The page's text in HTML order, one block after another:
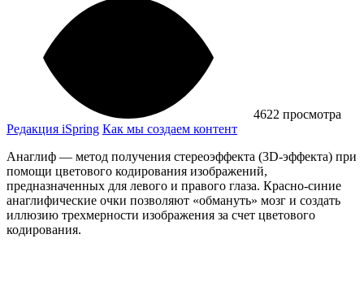
4622 просмотра
Редакция iSpring Как мы создаем контент
Анаглиф — метод получения стереоэффекта (3D-эффекта) при
помощи цветового кодирования изображений,
предназначенных для левого и правого глаза. Красно-синие
анаглифические очки позволяют «обмануть» мозг и создать
иллюзию трехмерности изображения за счет цветового
кодирования.